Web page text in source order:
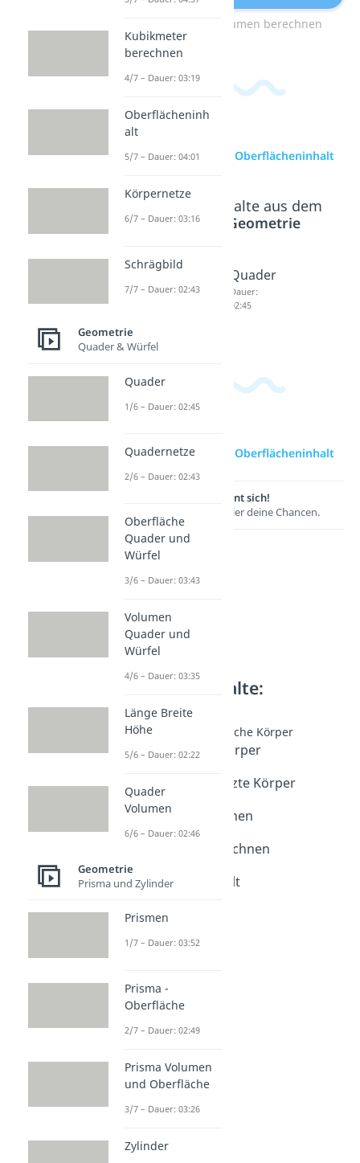
zum Video: Volumen berechnen
zur Videoseite: Oberflächeninhalt
Beliebte Inhalte aus dem
Bereich
Geometrie
Körper
netze
bild
Quader
Dauer:
02:45
zur Videoseite: Oberflächeninhalt
Lernen lohnt sich!
Entdecke hier deine Chancen.
Weitere Inhalte:
Geometrie
Einfache geometrische Körper
Geometrische Körper
Zusammengesetzte Körper
Dauer: 05:13
Volumen berechnen
Dauer: 04:37
Kubikmeter berechnen
Dauer: 03:19
Oberflächeninhalt
Körpernetze
Schrägbild
Kubikmeter
berechnen
4/7 – Dauer: 03:19
Oberflächeninh
alt
5/7 – Dauer: 04:01
Körpernetze
6/7 – Dauer: 03:16
Schrägbild
7/7 – Dauer: 02:43
Geometrie
Quader & Würfel
Quader
1/6 – Dauer: 02:45
Quadernetze
2/6 – Dauer: 02:43
Oberfläche
Quader und
Würfel
3/6 – Dauer: 03:43
Volumen
Quader und
Würfel
4/6 – Dauer: 03:35
Länge Breite
Höhe
5/6 – Dauer: 02:22
Quader
Volumen
6/6 – Dauer: 02:46
Geometrie
Prisma und Zylinder
Prismen
1/7 – Dauer: 03:52
Prisma -
Oberfläche
2/7 – Dauer: 02:49
Prisma Volumen
und Oberfläche
3/7 – Dauer: 03:26
Zylinder